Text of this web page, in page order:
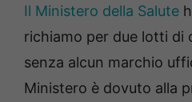
Il Ministero della Salute
richiamo per due lotti di
senza alcun marchio
Ministero è dovuto alla